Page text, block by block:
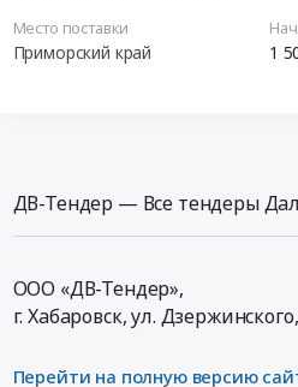
Место поставки
Приморский край 1
ДВ-Тендер — Все тендеры
ООО «ДВ-Тендер»,
г. Хабаровск,ул.
Перейти на полную версию